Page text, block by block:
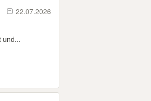
22.07.2026
und...